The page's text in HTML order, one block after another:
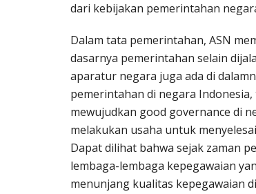
dari kebijakan pemerintahan
Dalam tata pemerintahan, ASN
dasarnya pemerintahan selain
aparatur negara juga ada di
pemerintahan di negara
mewujudkan good governance di
melakukan usaha untuk
Dapat dilihat bahwa sejak zaman
lembaga-lembaga kepegawaian
menunjang kualitas kepegawaian